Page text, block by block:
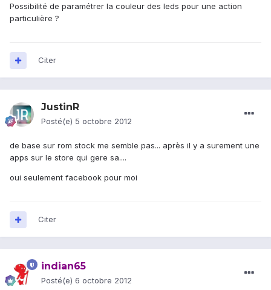
Possibilité de paramétrer la couleur des leds pour une action
particulière ?
Citer
JustinR
Posté(e) 5 octobre 2012
de base sur rom stock me semble pas... après il y a surement une
apps sur le store qui gere sa....
oui seulement facebook pour moi
Citer
indian65
Posté(e) 6 octobre 2012